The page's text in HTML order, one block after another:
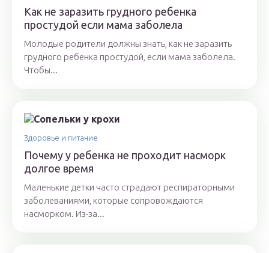
Как не заразить грудного ребенка
простудой если мама заболела
Молодые родители должны знать, как не заразить
грудного ребенка простудой, если мама заболела.
Чтобы...
Здоровье и питание
Почему у ребенка не проходит насморк
долгое время
Маленькие детки часто страдают респираторными
заболеваниями, которые сопровождаются
насморком. Из-за...